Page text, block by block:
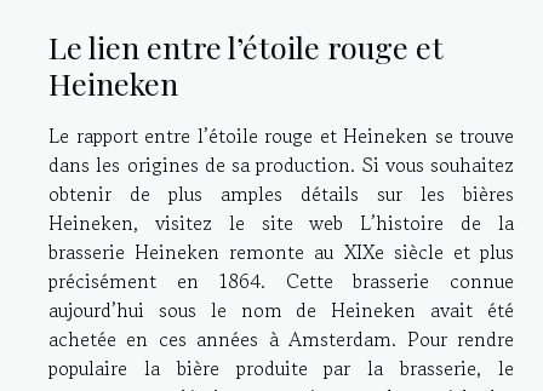
Le lien entre l’étoile rouge et
Heineken
Le rapport entre l’étoile rouge et Heineken se trouve
dans les origines de sa production. Si vous souhaitez
obtenir de plus amples détails sur les bières
Heineken, visitez le site web L’histoire de la
brasserie Heineken remonte au XIXe siècle et plus
précisément en 1864. Cette brasserie connue
aujourd’hui sous le nom de Heineken avait été
achetée en ces années à Amsterdam. Pour rendre
populaire la bière produite par la brasserie, le